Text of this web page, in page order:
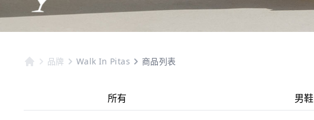
品牌 Walk In Pitas 商品列表
所有 男鞋